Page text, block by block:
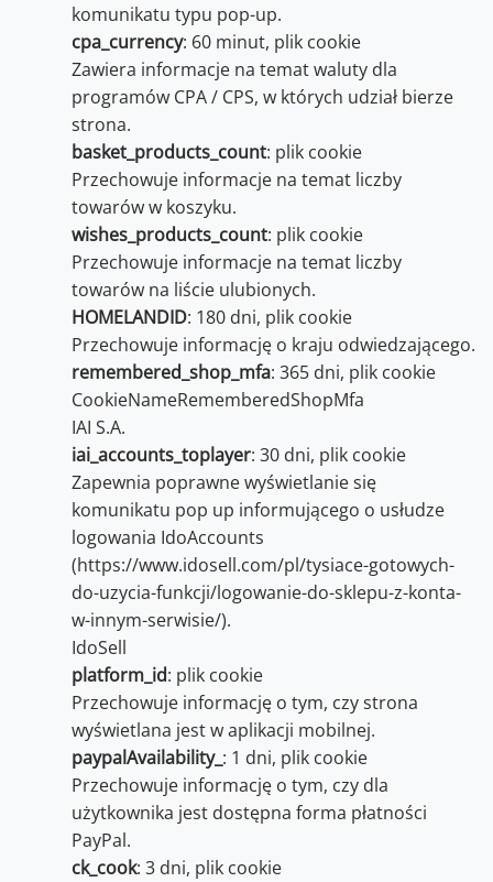
komunikatu typu pop-up.
cpa_currency: 60 minut, plik cookie
Zawiera informacje na temat waluty dla
programów CPA / CPS, w których udział bierze
strona.
basket_products_count: plik cookie
Przechowuje informacje na temat liczby
towarów w koszyku.
wishes_products_count: plik cookie
Przechowuje informacje na temat liczby
towarów na liście ulubionych.
HOMELANDID: 180 dni, plik cookie
Przechowuje informację o kraju odwiedzającego.
remembered_shop_mfa: 365 dni, plik cookie
CookieNameRememberedShopMfa
IAI S.A.
iai_accounts_toplayer: 30 dni, plik cookie
Zapewnia poprawne wyświetlanie się
komunikatu pop up informującego o usłudze
logowania IdoAccounts
(https://www.idosell.com/pl/tysiace-gotowych-
do-uzycia-funkcji/logowanie-do-sklepu-z-konta-
w-innym-serwisie/).
IdoSell
platform_id: plik cookie
Przechowuje informację o tym, czy strona
wyświetlana jest w aplikacji mobilnej.
paypalAvailability_ : 1 dni, plik cookie
Przechowuje informację o tym, czy dla
użytkownika jest dostępna forma płatności
PayPal.
ck_cook: 3 dni, plik cookie